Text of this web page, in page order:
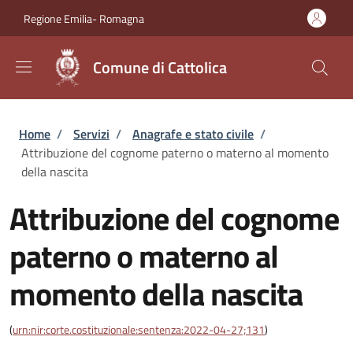
Regione Emilia- Romagna
Comune di Cattolica
Briciole di pane
Home / Servizi / Anagrafe e stato civile /
Attribuzione del cognome paterno o materno al momento
della nascita
Attribuzione del cognome
paterno o materno al
momento della nascita
(urn:nir:corte.costituzionale:sentenza:2022-04-27;131)